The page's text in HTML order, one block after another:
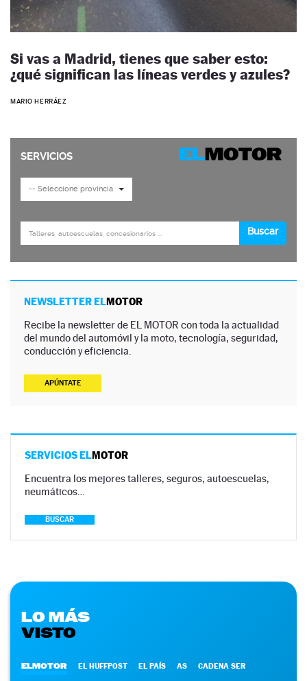
Si vas a Madrid, tienes que saber esto:
¿qué significan las líneas verdes y azules?
MARIO HERRÁEZ
NEWSLETTER ELMOTOR
Recibe la newsletter de EL MOTOR con toda la actualidad
del mundo del automóvil y la moto, tecnología, seguridad,
conducción y eficiencia.
APÚNTATE
SERVICIOS ELMOTOR
Encuentra los mejores talleres, seguros, autoescuelas,
neumáticos…
BUSCAR
LO MÁS
VISTO
ELMOTOR EL HUFFPOST EL PAÍS AS CADENA SER